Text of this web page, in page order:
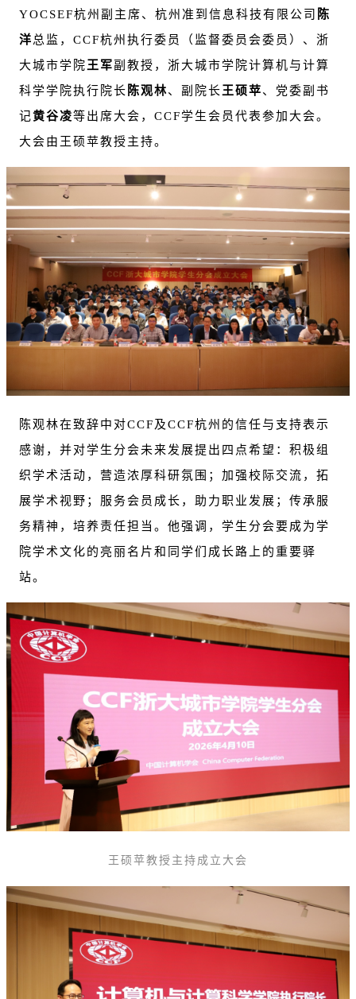
YOCSEF杭州副主席、 杭州准到信息科技有限公司 陈
洋总监，CCF杭州执行委员（监督委员会委员）、浙
大城市学院王军副教授，浙大城市学院计算机与计算
科学学院执行院长 陈观林、副院长王硕苹、党委副书
记黄谷凌等出席大会，CCF学生会员代表参加大会。
大会由 王硕苹教授主持。
陈观林在致辞中对CCF及CCF杭州的信任与支持表示
感谢，并对学生分会未来发展提出四点希望：积极组
织学术活动，营造浓厚科研氛围；加强校际交流，拓
展学术视野；服务会员成长，助力职业发展；传承服
务精神，培养责任担当。他强调，学生分会要成为学
院学术文化的亮丽名片和同学们成长路上的重要驿
站。
王硕苹教授主持成立大会